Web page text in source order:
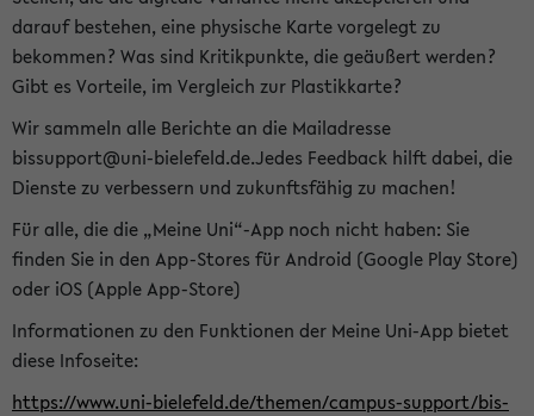
darauf bestehen, eine physische Karte vorgelegt zu
bekommen? Was sind Kritikpunkte, die geäußert werden?
Gibt es Vorteile, im Vergleich zur Plastikkarte?
Wir sammeln alle Berichte an die Mailadresse
bissupport@uni-bielefeld.de.Jedes Feedback hilft dabei, die
Dienste zu verbessern und zukunftsfähig zu machen!
Für alle, die die „Meine Uni“-App noch nicht haben: Sie
finden Sie in den App-Stores für Android (Google Play Store)
oder iOS (Apple App-Store)
Informationen zu den Funktionen der Meine Uni-App bietet
diese Infoseite:
https://www.uni-bielefeld.de/themen/campus-support/bis-